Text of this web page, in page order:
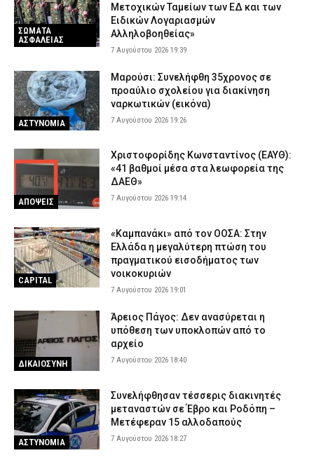
ΣΩΜΑΤΑ
ΑΣΦΑΛΕΙΑΣ
Μετοχικών Ταμείων των ΕΔ και των
Ειδικών Λογαριασμών
Αλληλοβοηθείας»
7 Αυγούστου 2026 19:39
ΑΣΤΥΝΟΜΙΑ
Μαρούσι: Συνελήφθη 35χρονος σε
προαύλιο σχολείου για διακίνηση
ναρκωτικών (εικόνα)
7 Αυγούστου 2026 19:26
ΑΠΟΨΕΙΣ
Χριστοφορίδης Κωνσταντίνος (ΕΑΥΘ):
«41 βαθμοί μέσα στα λεωφορεία της
ΔΑΕΘ»
7 Αυγούστου 2026 19:14
CAPITAL
«Καμπανάκι» από τον ΟΟΣΑ: Στην
Ελλάδα η μεγαλύτερη πτώση του
πραγματικού εισοδήματος των
νοικοκυριών
7 Αυγούστου 2026 19:01
ΔΙΚΑΙΟΣΥΝΗ
Άρειος Πάγος: Δεν ανασύρεται η
υπόθεση των υποκλοπών από το
αρχείο
7 Αυγούστου 2026 18:40
ΑΣΤΥΝΟΜΙΑ
Συνελήφθησαν τέσσερις διακινητές
μεταναστών σε Έβρο και Ροδόπη –
Μετέφεραν 15 αλλοδαπούς
7 Αυγούστου 2026 18:27